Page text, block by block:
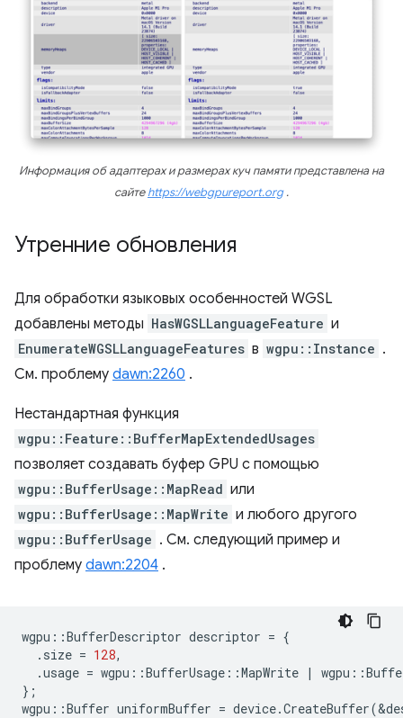
Информация об адаптерах и размерах куч памяти представлена ​​на
сайтеhttps://webgpureport.org.
Утренние обновления
Для обработки языковых особенностей WGSL
добавлены методы HasWGSLLanguageFeature и
EnumerateWGSLLanguageFeatures в wgpu::Instance .
См. проблему dawn:2260 .
Нестандартная функция
wgpu::Feature::BufferMapExtendedUsages
позволяет создавать буфер GPU с помощью
wgpu::BufferUsage::MapRead или
wgpu::BufferUsage::MapWrite и любого другого
wgpu::BufferUsage . См. следующий пример и
проблему dawn:2204 .
wgpu ::BufferDescriptor descriptor = {
. size = 128,
.usage = wgpu ::BufferUsage ::MapWrite | wgpu ::
};
wgpu ::Buffer uniformBuffer = device.CreateBuffer(&